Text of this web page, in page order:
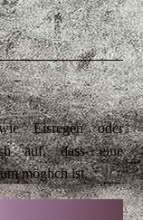
Eisregen oder
auf, dass eine
möglich ist.